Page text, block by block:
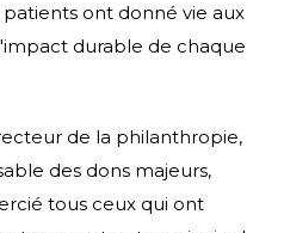
ont donné vie aux
durable de chaque
de la philanthropie,
des dons majeurs,
tous ceux qui ont